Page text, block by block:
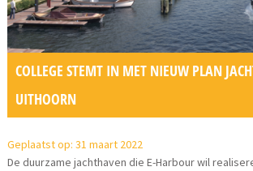
COLLEGE STEMT IN MET NIEUW PLAN
UITHOORN
Geplaatst op: 31 maart 2022
De duurzame jachthaven die E-Harbour wil